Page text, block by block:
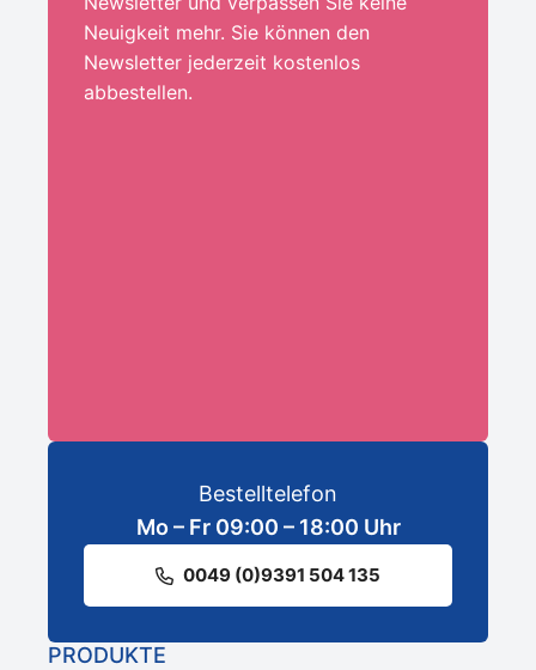
Neuigkeit mehr. Sie können den
Newsletter jederzeit kostenlos
abbestellen.
Bestelltelefon
Mo – Fr 09:00 – 18:00 Uhr
0049 (0)9391 504 135
PRODUKTE